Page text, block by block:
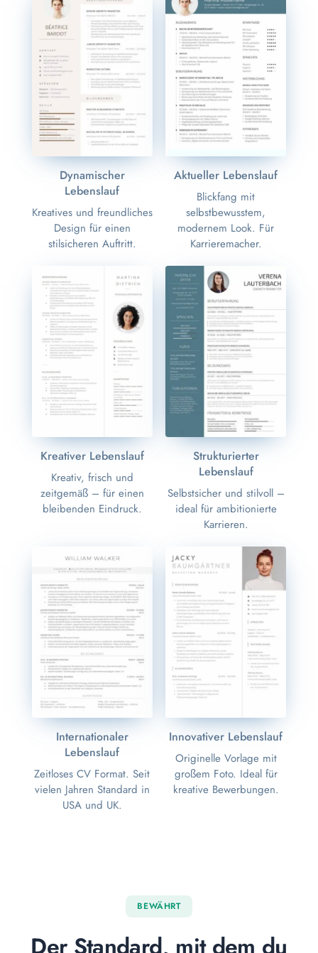
Dynamischer
Lebenslauf
Kreatives und freundliches
Design für einen
stilsicheren Auftritt.
Aktueller Lebenslauf
Blickfang mit
selbstbewusstem,
modernem Look. Für
Karrieremacher.
Kreativer Lebenslauf
Kreativ, frisch und
zeitgemäß – für einen
bleibenden Eindruck.
Strukturierter
Lebenslauf
Selbstsicher und stilvoll –
ideal für ambitionierte
Karrieren.
Internationaler
Lebenslauf
Zeitloses CV Format. Seit
vielen Jahren Standard in
USA und UK.
Innovativer Lebenslauf
Originelle Vorlage mit
großem Foto. Ideal für
kreative Bewerbungen.
BEWÄHRT
Der Standard, mit dem du